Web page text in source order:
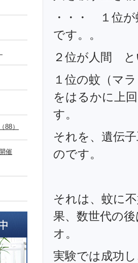
・・・ １位
です。。
２位が人間 と
１位の蚊（マ
をはるかに上
す。
それを、遺伝
のです。
それは、蚊に
果、数世代の
オ。
実験では成功
88）
催